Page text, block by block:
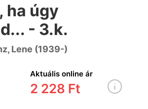
ha úgy
- 3.k.
Lene (1939-)
Aktuális online ár
2 228 Ft